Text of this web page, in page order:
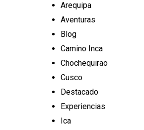
Arequipa
Aventuras
Blog
Camino Inca
Chochequirao
Cusco
Destacado
Experiencias
Ica